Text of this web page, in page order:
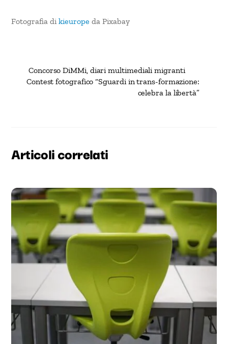
Fotografia dikieurope da Pixabay
Concorso DiMMi, diari multimediali migranti
Contest fotografico “Sguardi in trans-formazione:
celebra la libertà”